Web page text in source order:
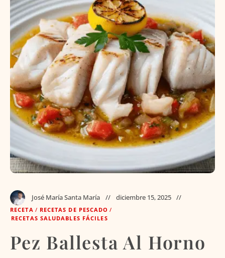
José María Santa María diciembre 15, 2025
RECETA / RECETAS DE PESCADO /
RECETAS SALUDABLES FÁCILES
Pez Ballesta Al Horno